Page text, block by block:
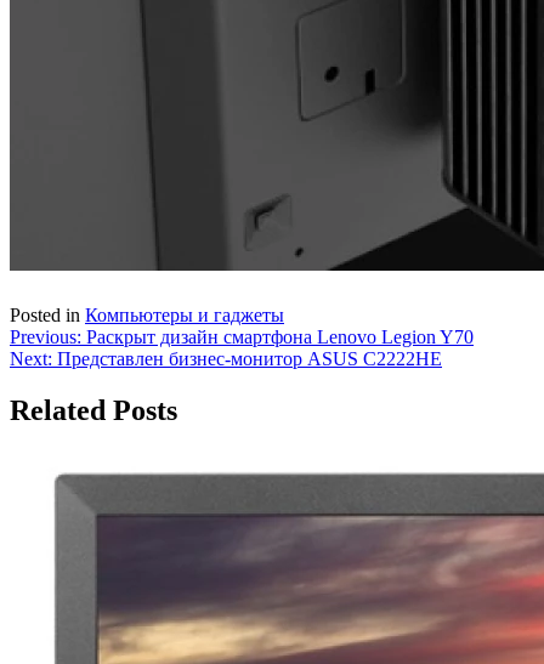
Posted in Компьютеры и гаджеты
Навигация
по
записям
Previous: Раскрыт дизайн смартфона Lenovo Legion Y70
Next: Представлен бизнес-монитор ASUS C2222HE
Related Posts